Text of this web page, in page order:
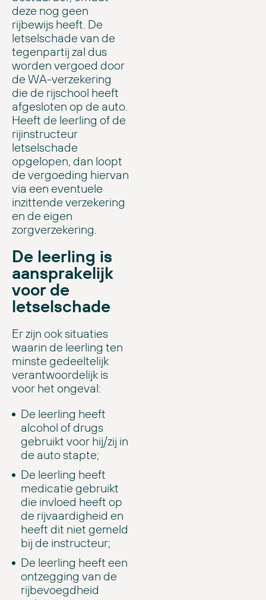
deze nog geen
rijbewijs heeft. De
letselschade van de
tegenpartij zal dus
worden vergoed door
de WA-verzekering
die de rijschool heeft
afgesloten op de auto.
Heeft de leerling of de
rijinstructeur
letselschade
opgelopen, dan loopt
de vergoeding hiervan
via een eventuele
inzittende verzekering
en de eigen
zorgverzekering.
De leerling is
aansprakelijk
voor de
letselschade
Er zijn ook situaties
waarin de leerling ten
minste gedeeltelijk
verantwoordelijk is
voor het ongeval:
De leerling heeft
alcohol of drugs
gebruikt voor hij/zij in
de auto stapte;
De leerling heeft
medicatie gebruikt
die invloed heeft op
de rijvaardigheid en
heeft dit niet gemeld
bij de instructeur;
De leerling heeft een
ontzegging van de
rijbevoegdheid